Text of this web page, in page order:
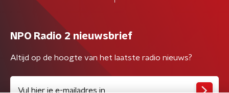
NPO Radio 2 nieuwsbrief
Altijd op de hoogte van het laatste radio nieuws?